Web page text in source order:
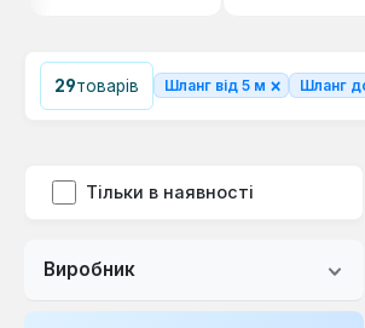
29товарів Шланг від 5 м × Шланг
Тільки в наявності
Виробник